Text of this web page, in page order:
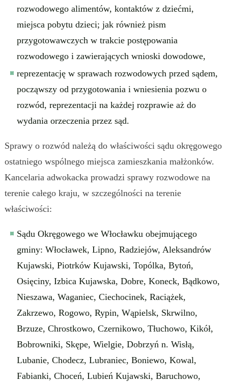
rozwodowego alimentów, kontaktów z dziećmi,
miejsca pobytu dzieci; jak również pism
przygotowawczych w trakcie postępowania
rozwodowego i zawierających wnioski dowodowe,
reprezentację w sprawach rozwodowych przed sądem,
począwszy od przygotowania i wniesienia pozwu o
rozwód, reprezentacji na każdej rozprawie aż do
wydania orzeczenia przez sąd.
Sprawy o rozwód należą do właściwości sądu okręgowego
ostatniego wspólnego miejsca zamieszkania małżonków.
Kancelaria adwokacka prowadzi sprawy rozwodowe na
terenie całego kraju, w szczególności na terenie
właściwości:
Sądu Okręgowego we Włocławku obejmującego
gminy: Włocławek, Lipno, Radziejów, Aleksandrów
Kujawski, Piotrków Kujawski, Topólka, Bytoń,
Osięciny, Izbica Kujawska, Dobre, Koneck, Bądkowo,
Nieszawa, Waganiec, Ciechocinek, Raciążek,
Zakrzewo, Rogowo, Rypin, Wąpielsk, Skrwilno,
Brzuze, Chrostkowo, Czernikowo, Tłuchowo, Kikół,
Bobrowniki, Skępe, Wielgie, Dobrzyń n. Wisłą,
Lubanie, Chodecz, Lubraniec, Boniewo, Kowal,
Fabianki, Choceń, Lubień Kujawski, Baruchowo,